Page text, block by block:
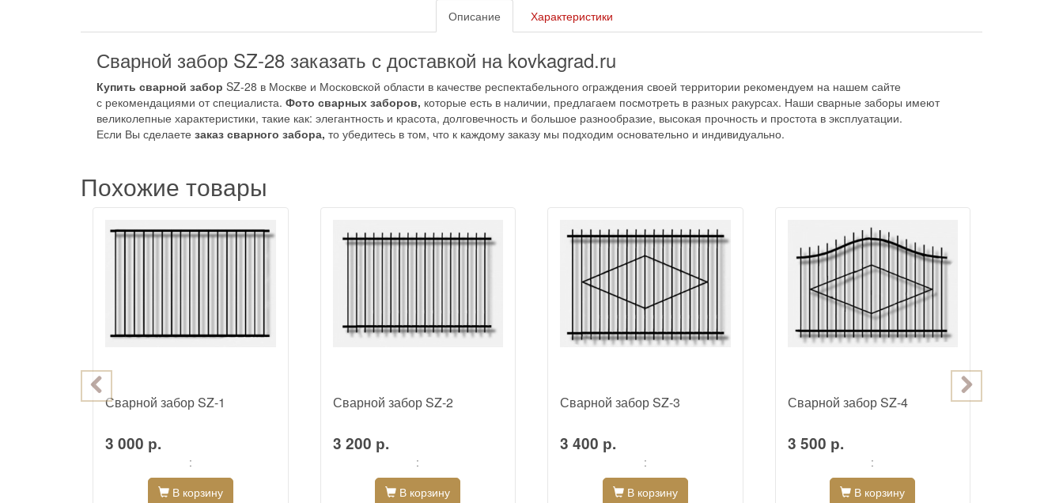
Описание Характеристики
Сварной забор SZ-28 заказать с доставкой на kovkagrad.ru
Купить сварной забор SZ-28 в Москве и Московской области в качестве респектабельного ограждения своей территории рекомендуем на нашем сайте
с рекомендациями от специалиста. Фото сварных заборов, которые есть в наличии, предлагаем посмотреть в разных ракурсах. Наши сварные заборы имеют
великолепные характеристики, такие как: элегантность и красота, долговечность и большое разнообразие, высокая прочность и простота в эксплуатации.
Если Вы сделаете заказ сварного забора, то убедитесь в том, что к каждому заказу мы подходим основательно и индивидуально.
Похожие товары
Сварной забор SZ-1
3 000 р.
:
В корзину
Сварной забор SZ-2
3 200 р.
:
В корзину
Сварной забор SZ-3
3 400 р.
:
В корзину
Сварной забор SZ-4
3 500 р.
:
В корзину